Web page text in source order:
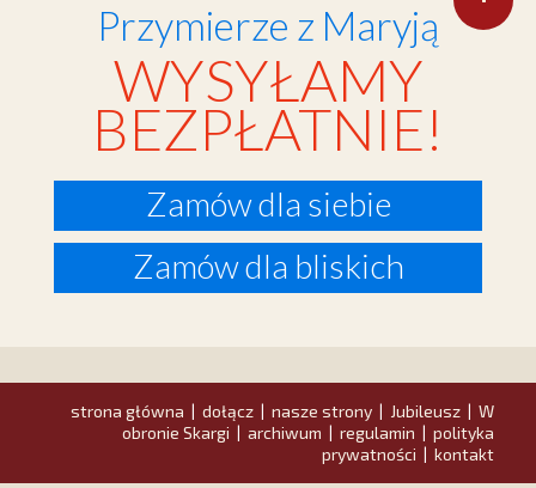
Przymierze z Maryją
WYSYŁAMY
BEZPŁATNIE!
Zamów dla siebie
Zamów dla bliskich
strona główna dołącz nasze strony Jubileusz
W
obronie Skargi
archiwum regulamin
polityka
prywatności
kontakt